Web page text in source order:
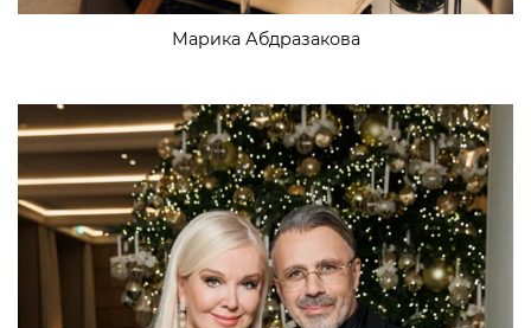
Марика Абдразакова